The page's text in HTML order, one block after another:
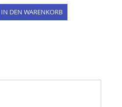
IN DEN WARENKORB